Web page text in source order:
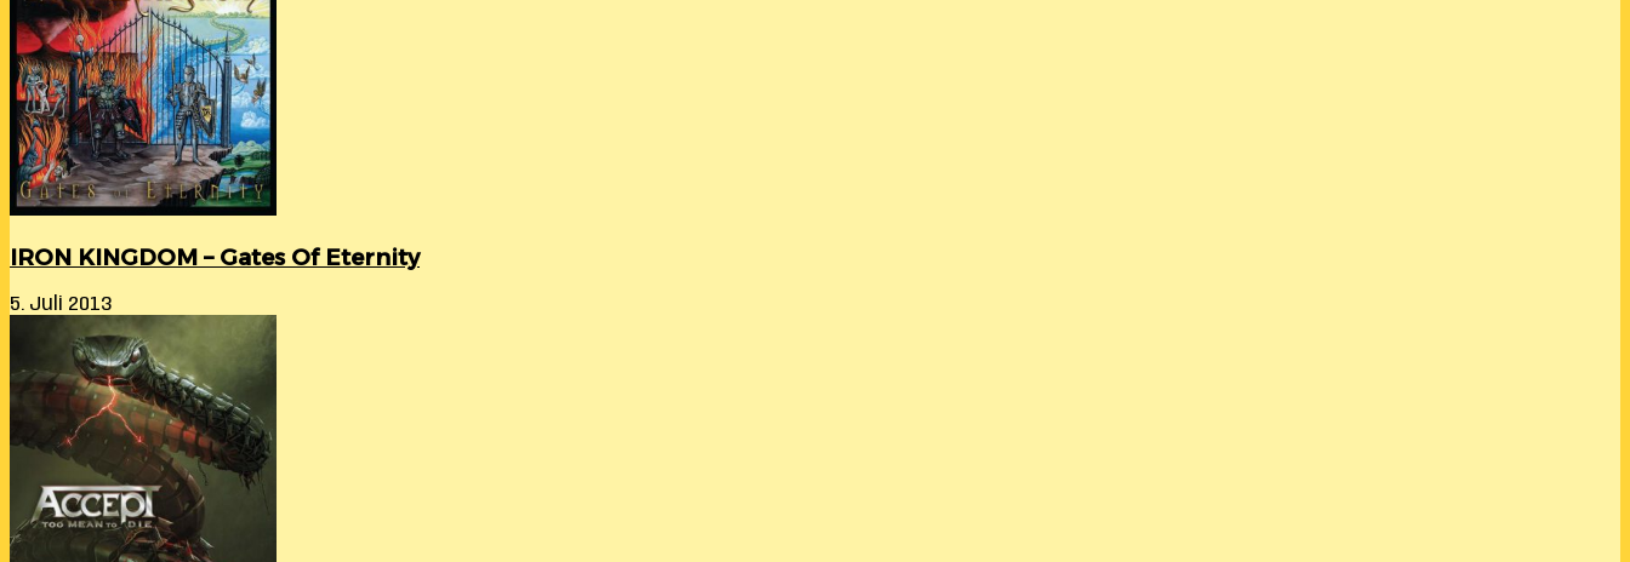
IRON KINGDOM – Gates Of Eternity
5. Juli 2013